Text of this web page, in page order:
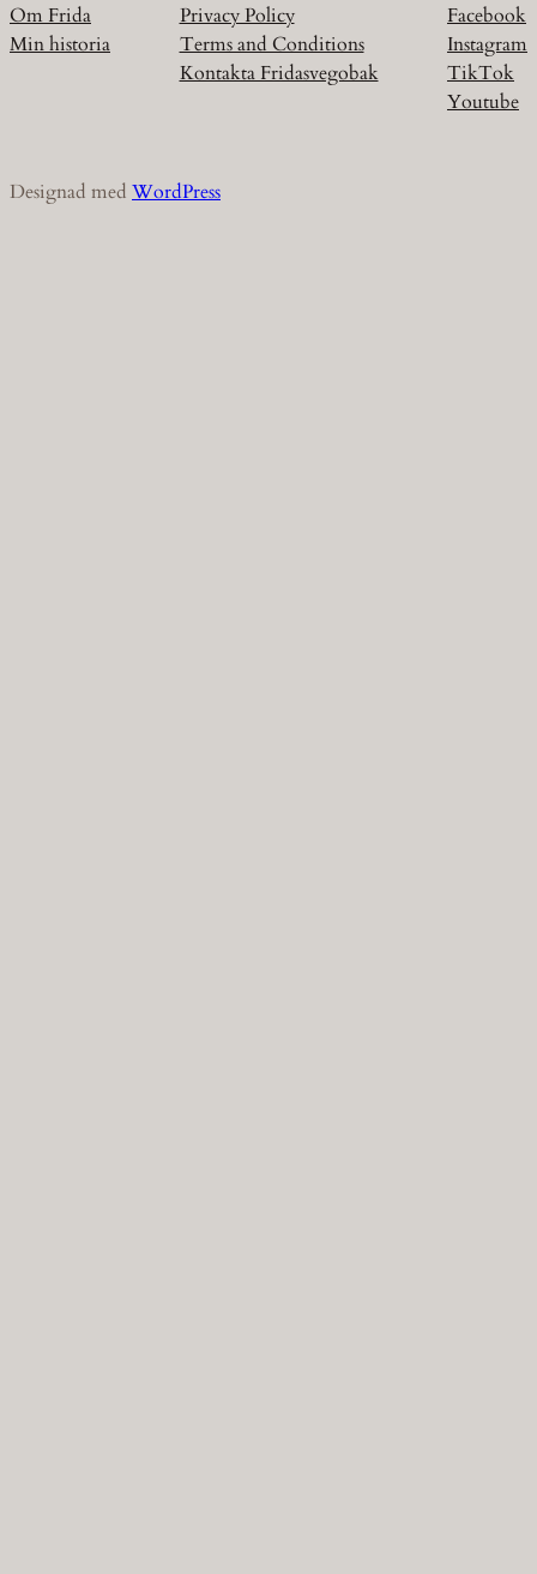
Om Frida
Min historia
Privacy Policy
Terms and Conditions
Kontakta Fridasvegobak
Facebook
Instagram
TikTok
Youtube
Designad med WordPress